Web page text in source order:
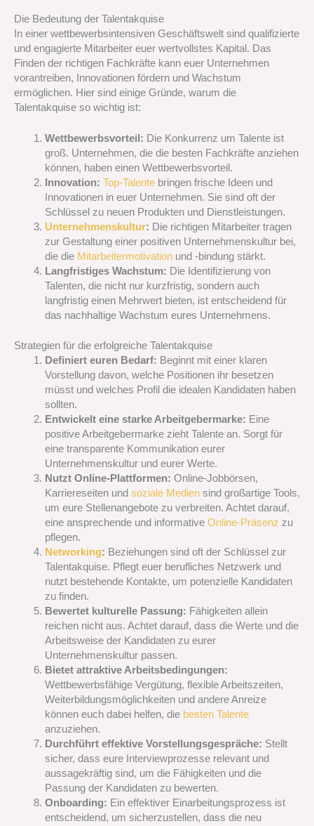
Die Bedeutung der Talentakquise
In einer wettbewerbsintensiven Geschäftswelt sind qualifizierte
und engagierte Mitarbeiter euer wertvollstes Kapital. Das
Finden der richtigen Fachkräfte kann euer Unternehmen
vorantreiben, Innovationen fördern und Wachstum
ermöglichen. Hier sind einige Gründe, warum die
Talentakquise so wichtig ist:
Wettbewerbsvorteil: Die Konkurrenz um Talente ist
groß. Unternehmen, die die besten Fachkräfte anziehen
können, haben einen Wettbewerbsvorteil.
Innovation: Top-Talentebringen frische Ideen und
Innovationen in euer Unternehmen. Sie sind oft der
Schlüssel zu neuen Produkten und Dienstleistungen.
Unternehmenskultur: Die richtigen Mitarbeiter tragen
zur Gestaltung einer positiven Unternehmenskultur bei,
die die Mitarbeitermotivationund -bindung stärkt.
Langfristiges Wachstum: Die Identifizierung von
Talenten, die nicht nur kurzfristig, sondern auch
langfristig einen Mehrwert bieten, ist entscheidend für
das nachhaltige Wachstum eures Unternehmens.
Strategien für die erfolgreiche Talentakquise
Definiert euren Bedarf: Beginnt mit einer klaren
Vorstellung davon, welche Positionen ihr besetzen
müsst und welches Profil die idealen Kandidaten haben
sollten.
Entwickelt eine starke Arbeitgebermarke: Eine
positive Arbeitgebermarke zieht Talente an. Sorgt für
eine transparente Kommunikation eurer
Unternehmenskultur und eurer Werte.
Nutzt Online-Plattformen: Online-Jobbörsen,
Karriereseiten und soziale Mediensind großartige Tools,
um eure Stellenangebote zu verbreiten. Achtet darauf,
eine ansprechende und informative Online-Präsenz zu
pflegen.
Networking: Beziehungen sind oft der Schlüssel zur
Talentakquise. Pflegt euer berufliches Netzwerk und
nutzt bestehende Kontakte, um potenzielle Kandidaten
zu finden.
Bewertet kulturelle Passung: Fähigkeiten allein
reichen nicht aus. Achtet darauf, dass die Werte und die
Arbeitsweise der Kandidaten zu eurer
Unternehmenskultur passen.
Bietet attraktive Arbeitsbedingungen:
Wettbewerbsfähige Vergütung, flexible Arbeitszeiten,
Weiterbildungsmöglichkeiten und andere Anreize
können euch dabei helfen, die besten Talente
anzuziehen.
Durchführt effektive Vorstellungsgespräche: Stellt
sicher, dass eure Interviewprozesse relevant und
aussagekräftig sind, um die Fähigkeiten und die
Passung der Kandidaten zu bewerten.
Onboarding: Ein effektiver Einarbeitungsprozess ist
entscheidend, um sicherzustellen, dass die neu